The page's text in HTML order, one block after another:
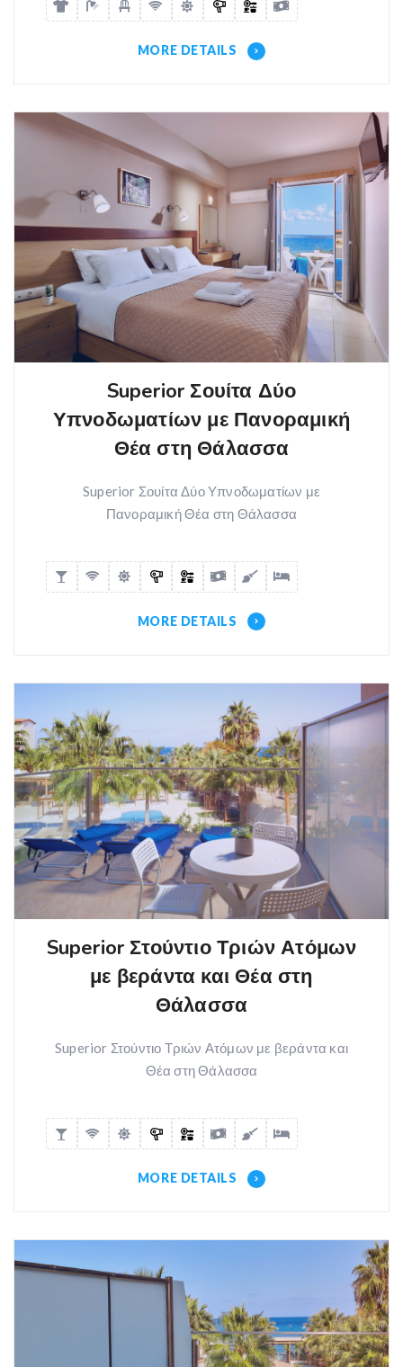
MORE DETAILS
Superior Σουίτα Δύο
Υπνοδωματίων με Πανοραμική
Θέα στη Θάλασσα
Superior Σουίτα Δύο Υπνοδωματίων με
Πανοραμική Θέα στη Θάλασσα
MORE DETAILS
Superior Στούντιο Τριών Ατόμων
με βεράντα και Θέα στη
Θάλασσα
Superior Στούντιο Τριών Ατόμων με βεράντα και
Θέα στη Θάλασσα
MORE DETAILS